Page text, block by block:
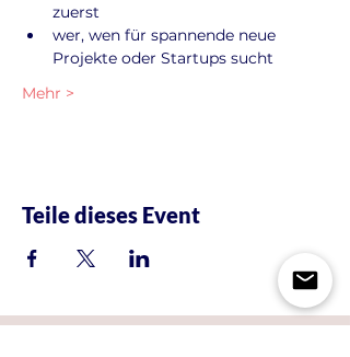
zuerst
wer, wen für spannende neue
Projekte oder Startups sucht
Mehr >
Teile dieses Event